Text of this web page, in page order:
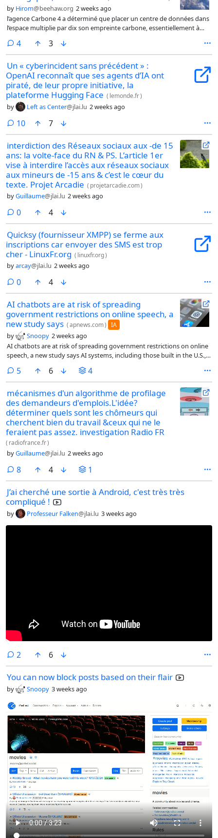
by Hirom@beehaw.org 2 weeks ago
l’agence Carbone 4 a déterminé que placer un centre de données dans
l’espace multiplie par dix son empreinte carbone, essentiellement à
les nombreux effets secondaires ni les impacts écologiques autres que
le CO2. Or le pire effet est l’impact des particules fines, émises tant au
lancement qu’à la rentrée dans l’atmosphère, à la fois sur le climat et
sur la couche d’ozone.
4comments
3
Un « cyberincident sans précédent » :
OpenAI reconnaît que ses agents d’IA ont
piraté, de leur propre initiative, la
plateforme Hugging Face ( lemonde.fr)
by Left as Center@jlai.lu 2 weeks ago
10comments
7
interdiction des Réseaux sociaux aux -de 15
ans: la volte-face du RN & PS. L’article 1er
vise à interdire l’accès aux réseaux sociaux
aux mineurs de -15 ans & c’est le cœur du
texte. Projet Arcadie ( projetarcadie.com)
byGuillaume@jlai.lu 2 weeks ago
0comments
4
Quicksy (fournisseur XMPP) se ferme aux
inscriptions car envoyer des SMS est trop
cher - LinuxFr.org ( linuxfr.org)
byarcay@jlai.lu 2 weeks ago
0comments
4
AI chatbots are at risk of spreading
government restrictions on online speech, a
new study says (apnews.com) IA
by Snoopy 2 weeks ago
AI chatbots are at risk of spreading government restrictions on online
speech, a new study says AI systems, including those built in the U.S.,
5comments
6 4
mécanismes d'un algorithme de profilage
des demandeurs d'emplois.L'idée?
déterminer quels sont les chômeurs qui
cherchent bien du travail &ceux qui ne le
feraient pas assez. investigation Radio FR
( radiofrance.fr)
byGuillaume@jlai.lu 2 weeks ago
8comments
4 1
J’ai cherché une sortie à Android, c'est très très
compliqué !
by Professeur Falken@jlai.lu 3 weeks ago
2 comments
6
You can now block posts based on their flair
by Snoopy 3 weeks ago